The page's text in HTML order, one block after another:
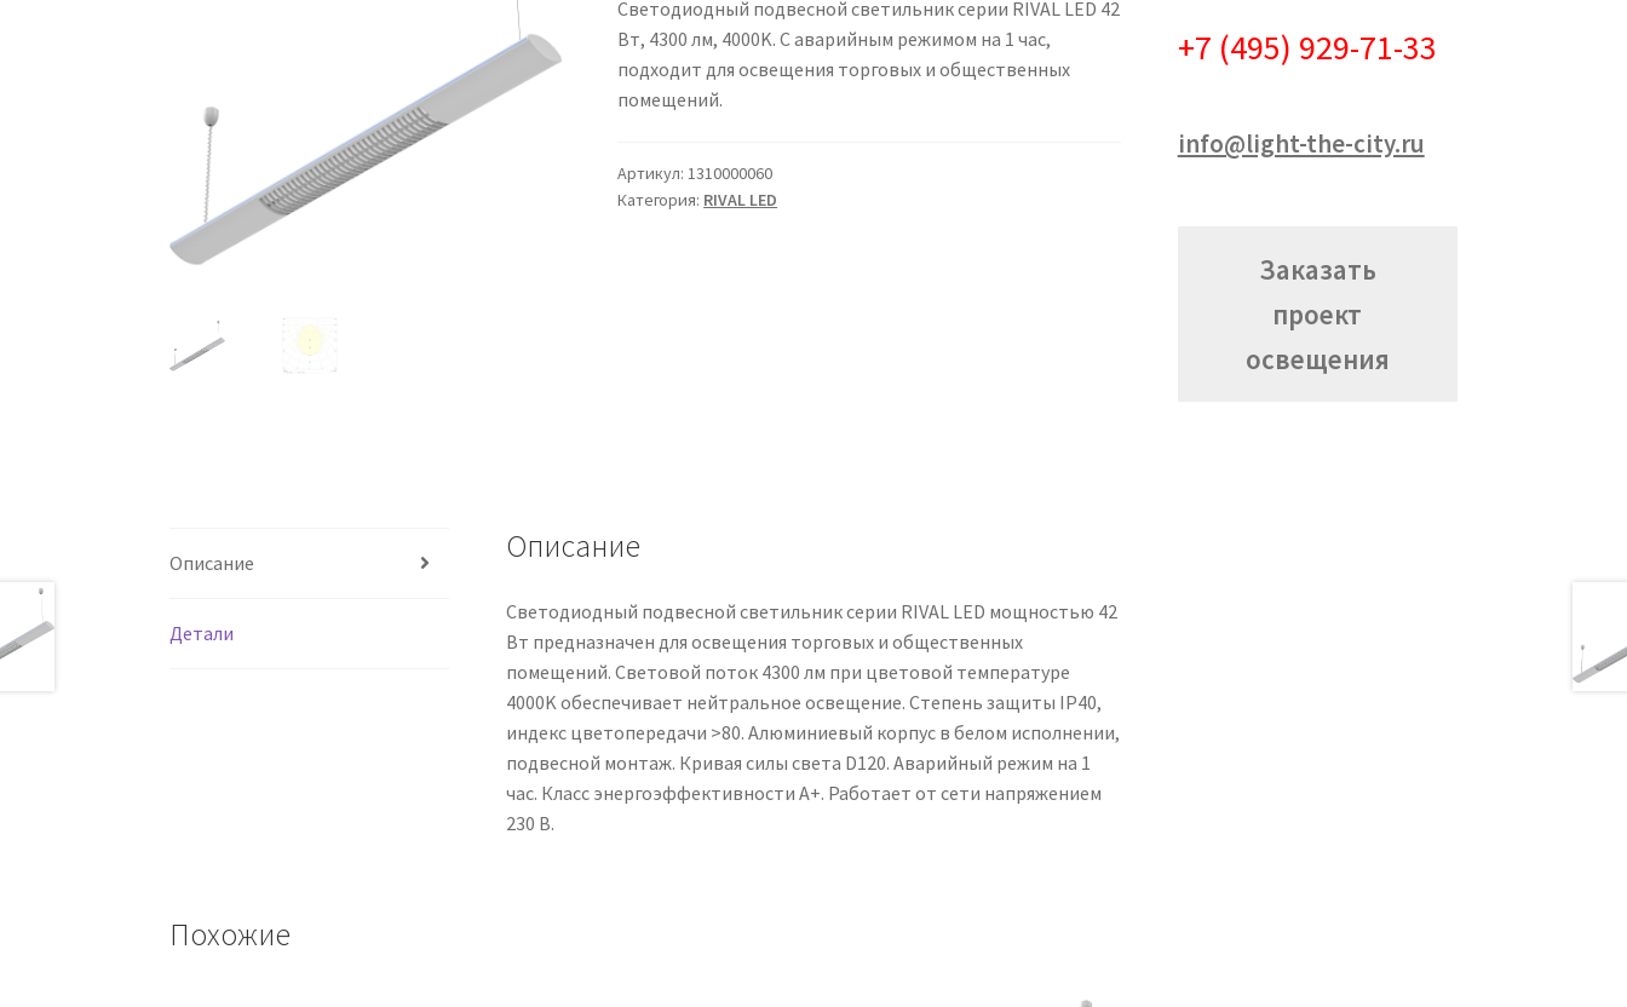
Светодиодный подвесной светильник серии RIVAL LED 42
Вт, 4300 лм, 4000K. С аварийным режимом на 1 час,
подходит для освещения торговых и общественных
помещений.
Артикул:1310000060
Категория: RIVAL LED
Описание
Детали
Описание
Светодиодный подвесной светильник серии RIVAL LED мощностью 42
Вт предназначен для освещения торговых и общественных
помещений. Световой поток 4300 лм при цветовой температуре
4000K обеспечивает нейтральное освещение. Степень защиты IP40,
индекс цветопередачи >80. Алюминиевый корпус в белом исполнении,
подвесной монтаж. Кривая силы света D120. Аварийный режим на 1
час. Класс энергоэффективности A+. Работает от сети напряжением
230 В.
Похожие
+7 (495) 929-71-33
info@light-the-city.ru
Заказать
проект
освещения